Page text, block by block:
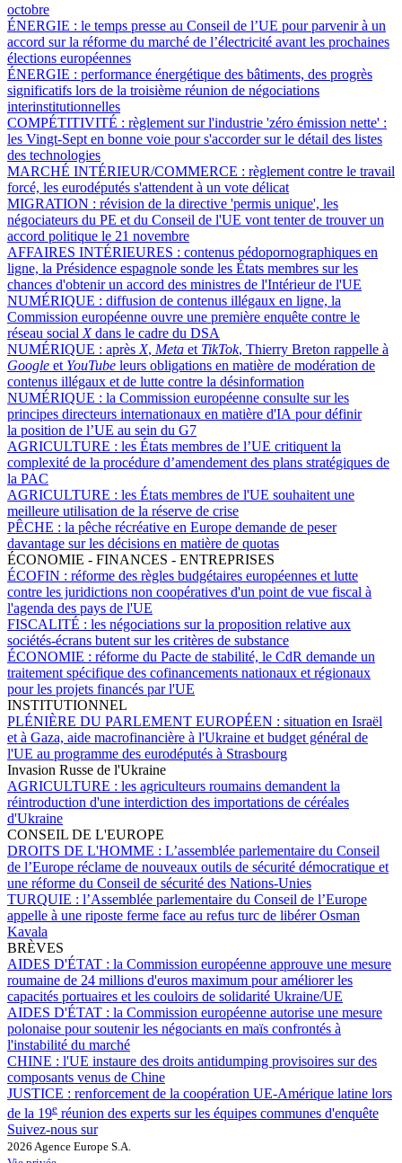
octobre
ÉNERGIE : le temps presse au Conseil de l’UE pour parvenir à un
accord sur la réforme du marché de l’électricité avant les prochaines
élections européennes
ÉNERGIE : performance énergétique des bâtiments, des progrès
significatifs lors de la troisième réunion de négociations
interinstitutionnelles
COMPÉTITIVITÉ : règlement sur l'industrie 'zéro émission nette' :
les Vingt-Sept en bonne voie pour s'accorder sur le détail des listes
des technologies
MARCHÉ INTÉRIEUR/COMMERCE : règlement contre le travail
forcé, les eurodéputés s'attendent à un vote délicat
MIGRATION : révision de la directive 'permis unique', les
négociateurs du PE et du Conseil de l'UE vont tenter de trouver un
accord politique le 21 novembre
AFFAIRES INTÉRIEURES : contenus pédopornographiques en
ligne, la Présidence espagnole sonde les États membres sur les
chances d'obtenir un accord des ministres de l'Intérieur de l'UE
NUMÉRIQUE : diffusion de contenus illégaux en ligne, la
Commission européenne ouvre une première enquête contre le
réseau social Xdans le cadre du DSA
NUMÉRIQUE : après X, Meta et TikTok, Thierry Breton rappelle à
Google et YouTube leurs obligations en matière de modération de
contenus illégaux et de lutte contre la désinformation
NUMÉRIQUE : la Commission européenne consulte sur les
principes directeurs internationaux en matière d'IA pour définir
la position de l’UE au sein du G7
AGRICULTURE : les États membres de l’UE critiquent la
complexité de la procédure d’amendement des plans stratégiques de
la PAC
AGRICULTURE : les États membres de l'UE souhaitent une
meilleure utilisation de la réserve de crise
PÊCHE : la pêche récréative en Europe demande de peser
davantage sur les décisions en matière de quotas
ÉCONOMIE - FINANCES - ENTREPRISES
ÉCOFIN : réforme des règles budgétaires européennes et lutte
contre les juridictions non coopératives d'un point de vue fiscal à
l'agenda des pays de l'UE
FISCALITÉ : les négociations sur la proposition relative aux
sociétés-écrans butent sur les critères de substance
ÉCONOMIE : réforme du Pacte de stabilité, le CdR demande un
traitement spécifique des cofinancements nationaux et régionaux
pour les projets financés par l'UE
INSTITUTIONNEL
PLÉNIÈRE DU PARLEMENT EUROPÉEN : situation en Israël
et à Gaza, aide macrofinancière à l'Ukraine et budget général de
l'UE au programme des eurodéputés à Strasbourg
Invasion Russe de l'Ukraine
AGRICULTURE : les agriculteurs roumains demandent la
réintroduction d'une interdiction des importations de céréales
d'Ukraine
CONSEIL DE L'EUROPE
DROITS DE L'HOMME : L’assemblée parlementaire du Conseil
de l’Europe réclame de nouveaux outils de sécurité démocratique et
une réforme du Conseil de sécurité des Nations-Unies
TURQUIE : l’Assemblée parlementaire du Conseil de l’Europe
appelle à une riposte ferme face au refus turc de libérer Osman
Kavala
BRÈVES
AIDES D'ÉTAT : la Commission européenne approuve une mesure
roumaine de 24 millions d'euros maximum pour améliorer les
capacités portuaires et les couloirs de solidarité Ukraine/UE
AIDES D'ÉTAT : la Commission européenne autorise une mesure
polonaise pour soutenir les négociants en maïs confrontés à
l'instabilité du marché
CHINE : l'UE instaure des droits antidumping provisoires sur des
composants venus de Chine
JUSTICE : renforcement de la coopération UE-Amérique latine lors
de la 19e réunion des experts sur les équipes communes d'enquête
Suivez-nous sur
2026 Agence Europe S.A.